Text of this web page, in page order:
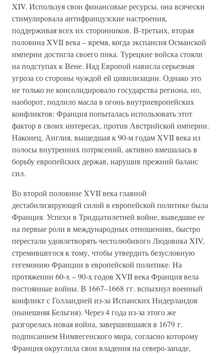
XIV. Используя свои финансовые ресурсы, она всячески
стимулировала антифранцузские настроения,
поддерживая всех их сторонников. В-третьих, вторая
половина XVII века – время, когда экспансия Османской
империи достигла своего пика. Турецкие войска стояли
на подступах к Вене. Над Европой нависла серьезная
угроза со стороны чуждой ей цивилизации. Однако это
не только не консолидировало государства региона, но,
наоборот, подлило масла в огонь внутриевропейских
конфликтов: Франция попыталась использовать этот
фактор в своих интересах, против Австрийской империи.
Наконец, Англия, вышедшая к 90-м годам XVII века из
полосы внутренних потрясений, активно вмешалась в
борьбу европейских держав, нарушив прежний баланс
сил.
Во второй половине XVII века главной
дестабилизирующей силой в европейской политике была
Франция. Успехи в Тридцатилетней войне, выведшие ее
на первые роли в международных отношениях, быстро
перестали удовлетворять честолюбивого Людовика XIV,
стремившегося к тому, чтобы утвердить безусловную
гегемонию Франции в европейской политике. На
протяжении 60-х – 90-х годов XVII века Франция вела
постоянные войны. В 1667–1668 гг. вспыхнул военный
конфликт с Голландией из-за Испанских Нидерландов
(нынешняя Бельгия). Через 4 года из-за этого же
разгорелась новая война, завершившаяся в 1679 г.
подписанием Нимвегенского мира, согласно которому
Франция округлила свои владения на северо-западе,